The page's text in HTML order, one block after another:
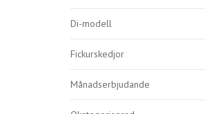
Di-modell
Fickurskedjor
Månadserbjudande